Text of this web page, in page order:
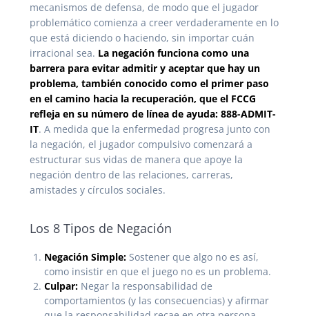
mecanismos de defensa, de modo que el jugador
problemático comienza a creer verdaderamente en lo
que está diciendo o haciendo, sin importar cuán
irracional sea. La negación funciona como una
barrera para evitar admitir y aceptar que hay un
problema, también conocido como el primer paso
en el camino hacia la recuperación, que el FCCG
refleja en su número de línea de ayuda: 888-ADMIT-
IT. A medida que la enfermedad progresa junto con
la negación, el jugador compulsivo comenzará a
estructurar sus vidas de manera que apoye la
negación dentro de las relaciones, carreras,
amistades y círculos sociales.
Los 8 Tipos de Negación
Negación Simple: Sostener que algo no es así,
como insistir en que el juego no es un problema.
Culpar: Negar la responsabilidad de
comportamientos (y las consecuencias) y afirmar